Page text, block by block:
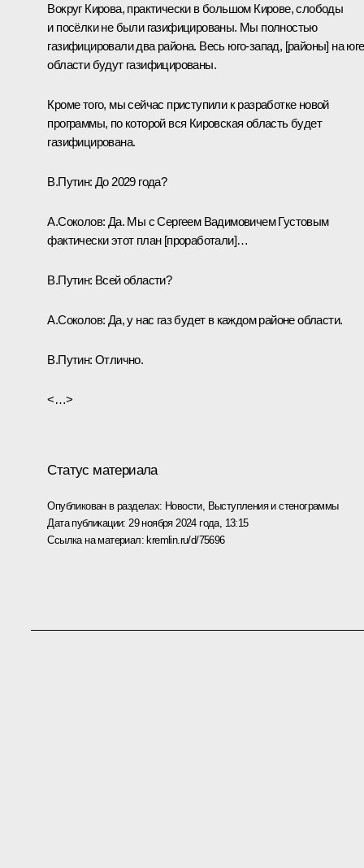
Вокруг Кирова, практически в большом Кирове, слободы
и посёлки не были газифицированы. Мы полностью
газифицировали два района. Весь юго-запад, [районы] на юге
области будут газифицированы.
Кроме того, мы сейчас приступили к разработке новой
программы, по которой вся Кировская область будет
газифицирована.
В.Путин: До 2029 года?
А.Соколов: Да. Мы с Сергеем Вадимовичем Густовым
фактически этот план [проработали]…
В.Путин: Всей области?
А.Соколов: Да, у нас газ будет в каждом районе области.
В.Путин: Отлично.
<…>
Статус материала
Опубликован в разделах: Новости, Выступления и стенограммы
Дата публикации: 29 ноября 2024 года, 13:15
Ссылка на материал: kremlin.ru/d/75696